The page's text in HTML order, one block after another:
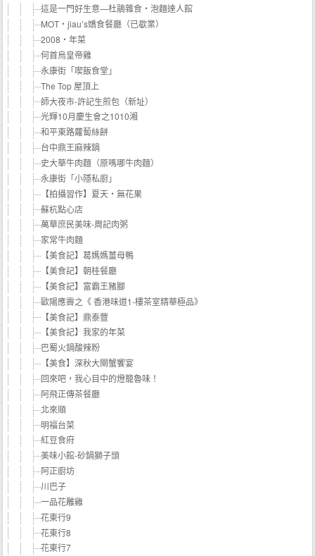
這是一門好生意—杜鵑雜食‧泡麵達人館
MOT‧jiau’s嬌食餐廳（已歇業）
2008‧年菜
何首烏皇帝雞
永康街「喫飯食堂」
The Top 屋頂上
師大夜市-許記生煎包（新址）
光輝10月慶生會之1010湘
和平東路蘿蔔絲餅
台中鼎王麻辣鍋
史大華牛肉麵（原嗎哪牛肉麵）
永康街「小隱私廚」
【拍攝習作】夏天‧無花果
蘇杭點心店
萬華庶民美味-周記肉粥
家常牛肉麵
【美食記】葛媽媽薑母鴨
【美食記】朝桂餐廳
【美食記】富霸王豬腳
歐陽應霽之《 香港味道1-樓茶室精華極品》
【美食記】鼎泰豐
【美食記】我家的年菜
巴蜀火鍋酸辣粉
【美食】深秋大閘蟹饗宴
回來吧，我心目中的燈籠魯味！
阿飛正傳茶餐廳
北來順
明福台菜
紅豆食府
美味小館-砂鍋獅子頭
阿正廚坊
川巴子
一品花雕雞
花東行9
花東行8
花東行7